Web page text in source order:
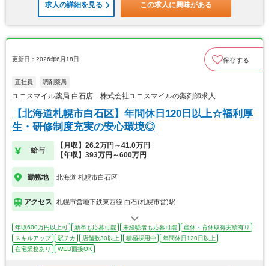
求人の詳細を見る この求人に興味がある
更新日：2026年6月18日 保存する
正社員 調剤薬局
ユニスマイル薬局 白石店 株式会社ユニスマイルの薬剤師求人
【北海道札幌市白石区】年間休日120日以上☆福利厚
生・研修制度充実の安心環境◎
給与
【月収】26.2万円～41.0万円
【年収】393万円～600万円
勤務地 北海道 札幌市白石区
アクセス 札幌市営地下鉄東西線 白石(札幌市営)駅
年収600万円以上可 新卒も応募可能 未経験者も応募可能
産休・育休取得実績有り
スキルアップ
駅チカ 店舗数30以上 積極採用中
年間休日120日以上
在宅業務あり
WEB面接OK